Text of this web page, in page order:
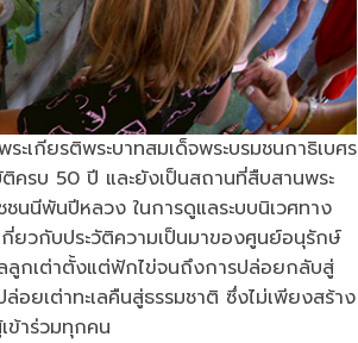
เกียรติพระบาทสมเด็จพระบรมชนกาธิเบศร
ครบ 50 ปี และยังเป็นสถานที่สืบสานพระ
นนีพันปีหลวง ในการดูแลระบบนิเวศทาง
กี่ยวกับประวัติความเป็นมาของศูนย์อนุรักษ์
ลูกเต่าตั้งแต่ฟักไข่จนถึงการปล่อยกลับสู่
อยเต่าทะเลคืนสู่ธรรมชาติ ซึ่งไม่เพียงสร้าง
ข้าร่วมทุกคน